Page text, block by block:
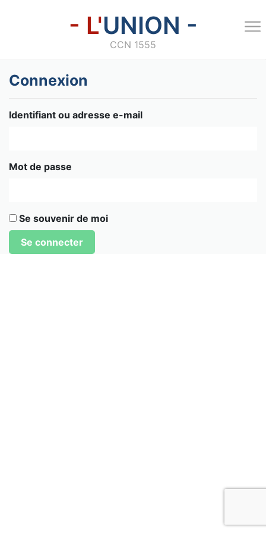
- L'UNION -
CCN 1555
Connexion
Identifiant ou adresse e-mail
Mot de passe
Se souvenir de moi